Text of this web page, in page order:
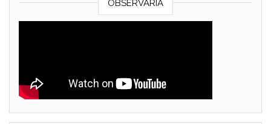
OBSERVARIA